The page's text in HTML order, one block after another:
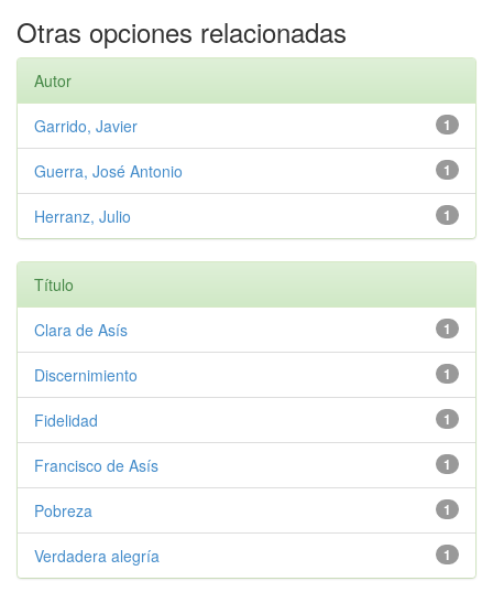
Otras opciones relacionadas
Autor
1
Garrido, Javier
1
Guerra, José Antonio
1
Herranz, Julio
Título
1
Clara de Asís
1
Discernimiento
1
Fidelidad
1
Francisco de Asís
1
Pobreza
1
Verdadera alegría